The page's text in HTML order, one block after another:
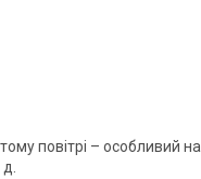
повітрі – особливий